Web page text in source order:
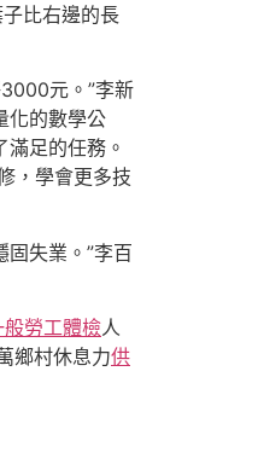
比右邊的長
元。”李新
化的數學公
足的任務。
，學會更多技
固失業。”李百
般勞工體檢人
鄉村休息力供